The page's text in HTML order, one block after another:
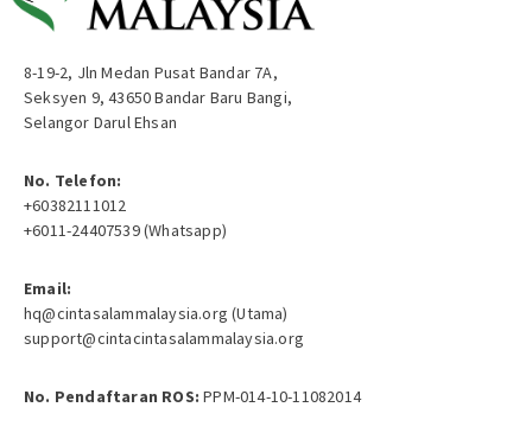
8-19-2, Jln Medan Pusat Bandar 7A,
Seksyen 9, 43650 Bandar Baru Bangi,
Selangor Darul Ehsan
No. Telefon:
+60382111012
+6011-24407539 (Whatsapp)
Email:
hq@cintasalammalaysia.org (Utama)
support@cintacintasalammalaysia.org
No. Pendaftaran ROS: PPM-014-10-11082014